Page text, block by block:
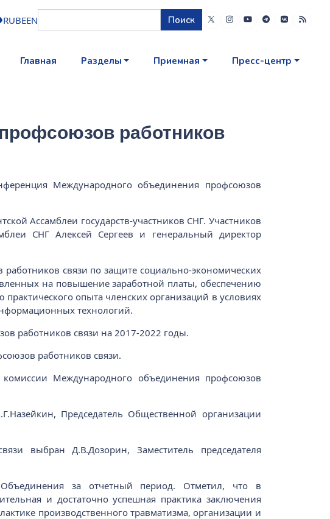
RUBEEN Поиск
Главная Разделы Приемная Пресс-центр
работников
Международного объединения профсоюзов
Ассамблеи государств-участников СНГ. Участников
СНГ Алексей Сергеев и генеральный директор
связи по защите социально-экономических
на повышение заработной платы, обеспечению
опыта членских организаций в условиях
технологий.
работников связи на 2017-2022 годы.
работников связи.
комиссии Международного объединения профсоюзов
Председатель Общественной организации
выбран Д.В.Дозорин, Заместитель председателя
за отчетный период. Отметил, что в
и достаточно успешная практика заключения
производственного травматизма, организации и